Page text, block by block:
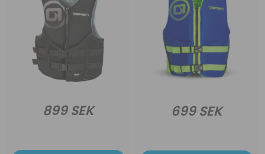
899 SEK 699 SEK